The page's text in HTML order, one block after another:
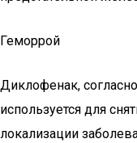
Геморрой
Диклофенак,
используется для
локализации